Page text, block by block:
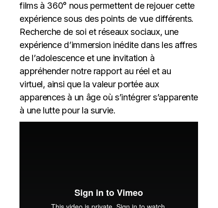
films à 360° nous permettent de rejouer cette
expérience sous des points de vue différents.
Recherche de soi et réseaux sociaux, une
expérience d’immersion inédite dans les affres
de l’adolescence et une invitation à
appréhender notre rapport au réel et au
virtuel, ainsi que la valeur portée aux
apparences à un âge où s’intégrer s’apparente
à une lutte pour la survie.